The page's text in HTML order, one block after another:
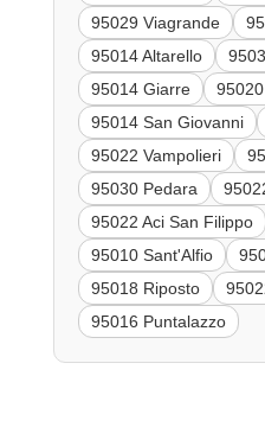
95029 Viagrande
95014 Altarello
95014 Giarre
95014 San Giovanni
95022 Vampolieri
95030 Pedara
95022 Aci San Filippo
95010 Sant'Alfio
95018 Riposto
95016 Puntalazzo